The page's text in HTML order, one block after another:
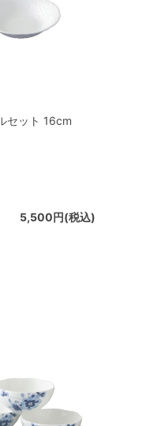
セット 16cm
5,500円(税込)